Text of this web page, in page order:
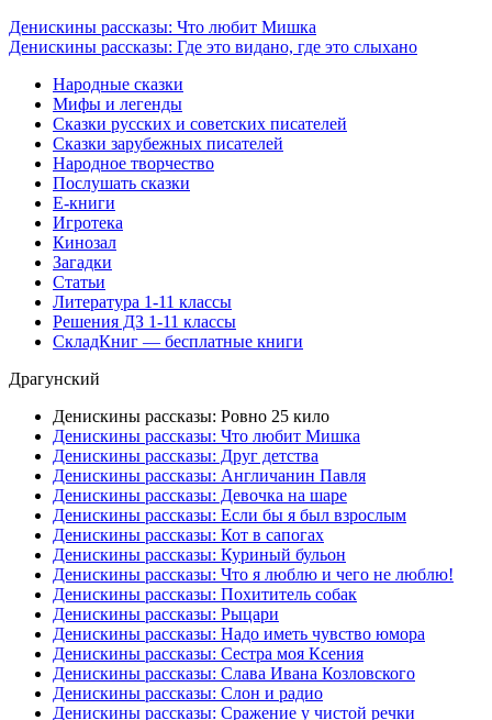
Денискины рассказы: Что любит Мишка
Денискины рассказы: Где это видано, где это слыхано
Народные сказки
Мифы и легенды
Сказки русских и советских писателей
Сказки зарубежных писателей
Народное творчество
Послушать сказки
Е-книги
Игротека
Кинозал
Загадки
Статьи
Литература 1-11 классы
Решения ДЗ 1-11 классы
СкладКниг — бесплатные книги
Драгунский
Денискины рассказы: Ровно 25 кило
Денискины рассказы: Что любит Мишка
Денискины рассказы: Друг детства
Денискины рассказы: Англичанин Павля
Денискины рассказы: Девочка на шаре
Денискины рассказы: Если бы я был взрослым
Денискины рассказы: Кот в сапогах
Денискины рассказы: Куриный бульон
Денискины рассказы: Что я люблю и чего не люблю!
Денискины рассказы: Похититель собак
Денискины рассказы: Рыцари
Денискины рассказы: Надо иметь чувство юмора
Денискины рассказы: Сестра моя Ксения
Денискины рассказы: Слава Ивана Козловского
Денискины рассказы: Слон и радио
Денискины рассказы: Сражение у чистой речки